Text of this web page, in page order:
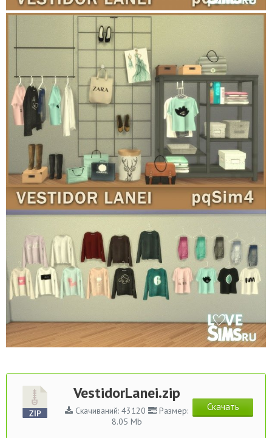
VestidorLanei.zip
Скачиваний: 43120
Размер:
8.05 Mb
Скачать